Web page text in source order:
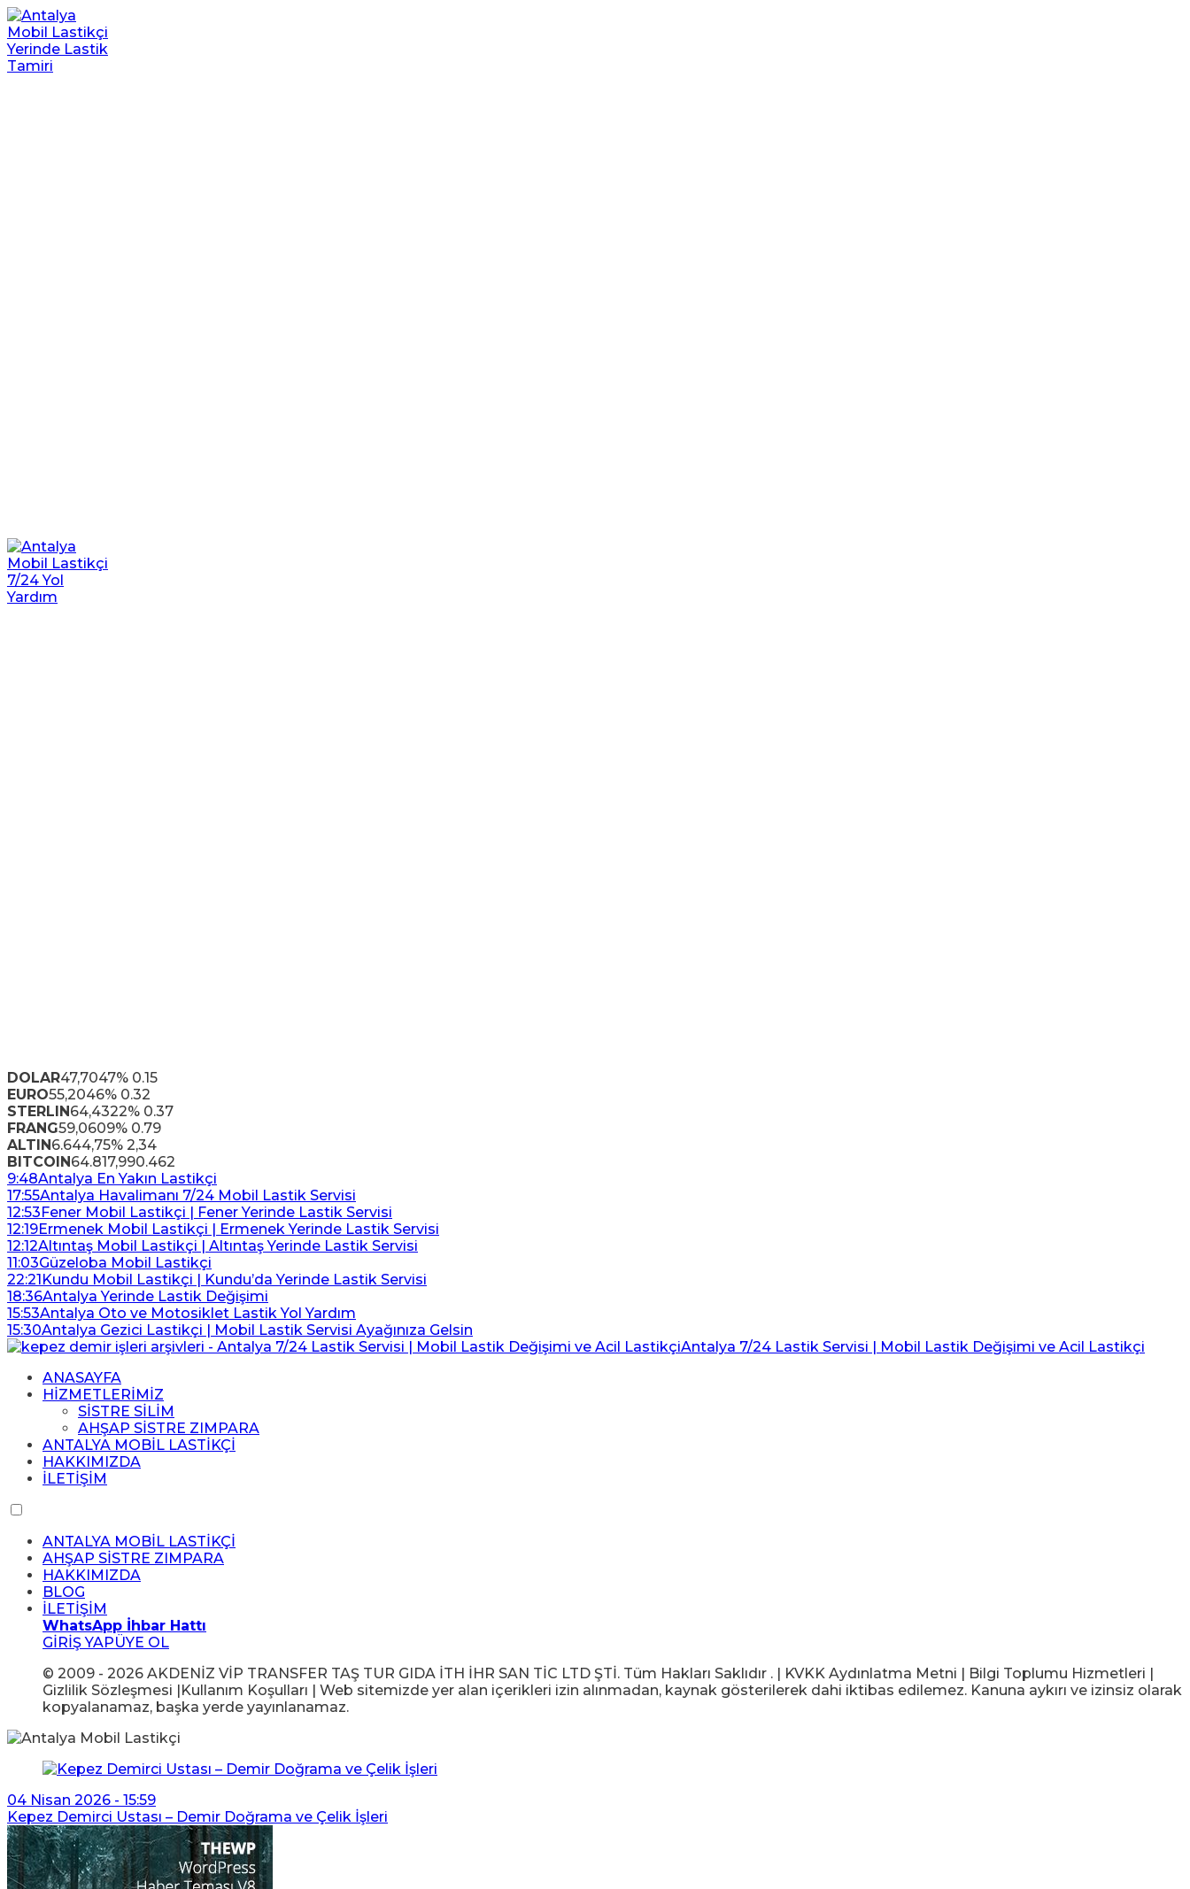
DOLAR47,7047% 0.15
EURO55,2046% 0.32
STERLIN64,4322% 0.37
FRANG59,0609% 0.79
ALTIN6.644,75% 2,34
BITCOIN64.817,990.462
9:48Antalya En Yakın Lastikçi
17:55Antalya Havalimanı 7/24 Mobil Lastik Servisi
12:53Fener Mobil Lastikçi | Fener Yerinde Lastik Servisi
12:19Ermenek Mobil Lastikçi | Ermenek Yerinde Lastik Servisi
12:12Altıntaş Mobil Lastikçi | Altıntaş Yerinde Lastik Servisi
11:03Güzeloba Mobil Lastikçi
22:21Kundu Mobil Lastikçi | Kundu’da Yerinde Lastik Servisi
18:36Antalya Yerinde Lastik Değişimi
15:53Antalya Oto ve Motosiklet Lastik Yol Yardım
15:30Antalya Gezici Lastikçi | Mobil Lastik Servisi Ayağınıza Gelsin
ANASAYFA
HİZMETLERİMİZ
SİSTRE SİLİM
AHŞAP SİSTRE ZIMPARA
ANTALYA MOBİL LASTİKÇİ
HAKKIMIZDA
İLETİŞİM
ANTALYA MOBİL LASTİKÇİ
AHŞAP SİSTRE ZIMPARA
HAKKIMIZDA
BLOG
İLETİŞİM
WhatsApp İhbar Hattı
GİRİŞ YAPÜYE OL
© 2009 - 2026 AKDENİZ VİP TRANSFER TAŞ TUR GIDA İTH İHR SAN TİC LTD ŞTİ. Tüm Hakları Saklıdır . | KVKK Aydınlatma Metni | Bilgi Toplumu Hizmetleri |
Gizlilik Sözleşmesi |Kullanım Koşulları | Web sitemizde yer alan içerikleri izin alınmadan, kaynak gösterilerek dahi iktibas edilemez. Kanuna aykırı ve izinsiz olarak
kopyalanamaz, başka yerde yayınlanamaz.
04 Nisan 2026 - 15:59
Kepez Demirci Ustası – Demir Doğrama ve Çelik İşleri